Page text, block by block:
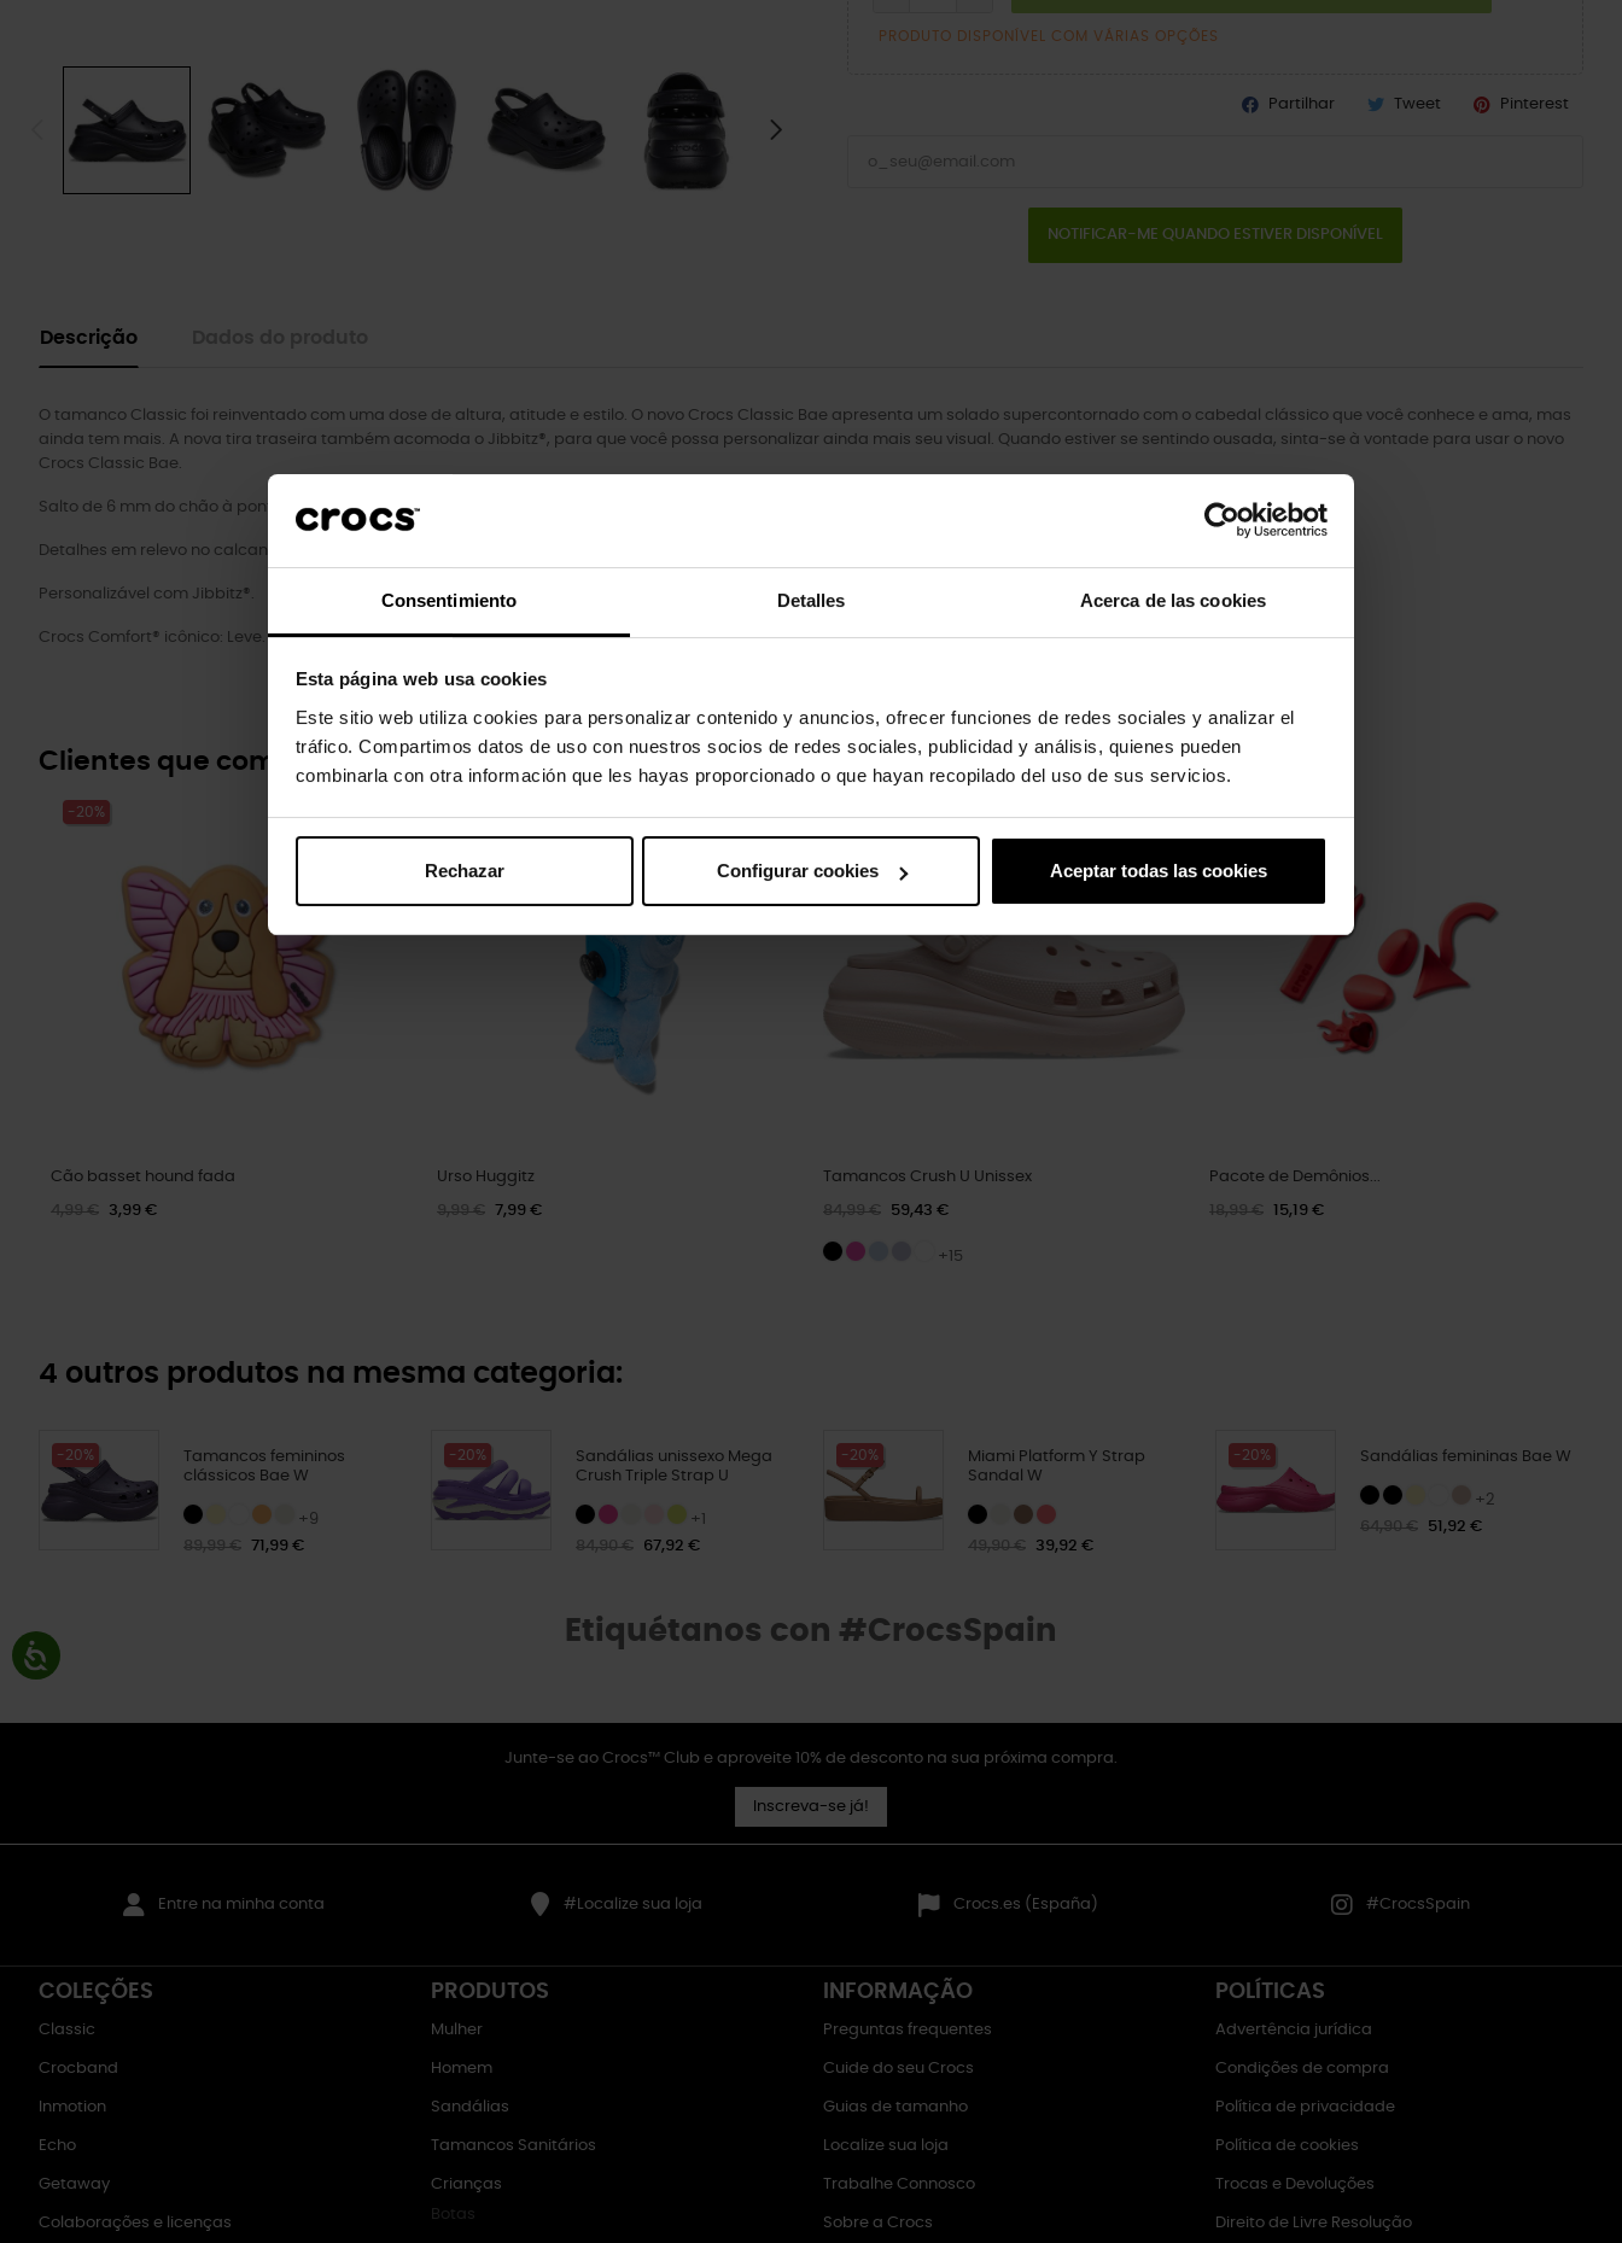
Consentimiento Detalles Acerca de las cookies
Esta página web usa cookies
Este sitio web utiliza cookies para personalizar contenido y anuncios, ofrecer funciones de redes sociales y analizar el
tráfico. Compartimos datos de uso con nuestros socios de redes sociales, publicidad y análisis, quienes pueden
combinarla con otra información que les hayas proporcionado o que hayan recopilado del uso de sus servicios.
Rechazar Configurar cookies Aceptar todas las cookies
PRODUTO DISPONÍVEL COM VÁRIAS OPÇÕES
Partilhar Tweet Pinterest
NOTIFICAR-ME QUANDO ESTIVER DISPONÍVEL
Descrição
O tamanco Classic foi reinventado com uma dose de altura, atitude e estilo. O novo Crocs Classic Bae apresenta um solado supercontornado com o cabedal clássico que você conhece e ama, mas
ainda tem mais. A nova tira traseira também acomoda o Jibbitz®, para que você possa personalizar ainda mais seu visual. Quando estiver se sentindo ousada, sinta-se à vontade para usar o novo
Crocs Classic Bae.
Salto de 6 mm do chão à ponta.
Detalhes em relevo no calcanhar, gáspea e contraforte.
Personalizável com Jibbitz®.
Crocs Comfort® icônico: Leve. Flexível. Conforto de todos os ângulos.
Clientes que compraram este produto também compraram:
-20%
Cão basset hound fada
4,99 € 3,99 €
Urso Huggitz
9,99 € 7,99 €
Tamancos Crush U Unissex
84,99 € 59,43 €
+15
Pacote de Demônios...
18,99 € 15,19 €
4 outros produtos na mesma categoria:
-20%
Tamancos femininos
clássicos Bae W
+9
89,99 €
71,99 €
-20%
Sandálias unissexo Mega
Crush Triple Strap U
+1
84,90 €
67,92 €
-20%
Miami Platform Y Strap
Sandal W
49,90 € 39,92 €
-20% Sandálias femininas Bae W
+2
64,90 €
51,92 €
Etiquétanos con #CrocsSpain
Junte-se ao Crocs™ Club e aproveite 10% de desconto na sua próxima compra.
Inscreva-se já!
Entre na minha conta #Localize sua loja Crocs.es (España) #CrocsSpain
COLEÇÕES
Classic
Crocband
Inmotion
Echo
Getaway
Colaborações e licenças
PRODUTOS
Mulher
Homem
Sandálias
Tamancos Sanitários
Crianças
Botas
INFORMAÇÃO
Preguntas frequentes
Cuide do seu Crocs
Guias de tamanho
Localize sua loja
Trabalhe Connosco
Sobre a Crocs
POLÍTICAS
Advertência jurídica
Condições de compra
Política de privacidade
Política de cookies
Trocas e Devoluções
Direito de Livre Resolução